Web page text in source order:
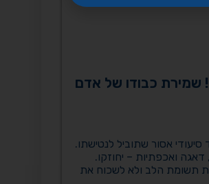
שמירת כבודו של אדם
אסור שתוביל לנטישתו.
דאגה ואכפתיות – יחוזקו.
תשומת הלב ולא לשכוח את